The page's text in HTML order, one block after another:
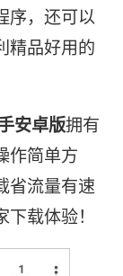
序，还可以
精品好用的
安卓版拥有
作简单方
省流量有速
载体验！